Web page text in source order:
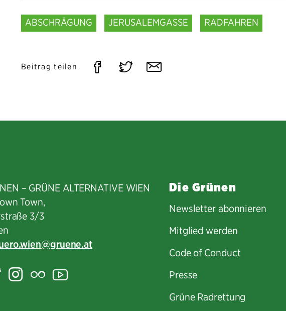
ABSCHRÄGUNG JERUSALEMGASSE RADFAHREN
Beitrag teilen
Auf Auf Per
– GRÜNE ALTERNATIVE WIEN
Town,
3/3​
gruene.at
TwitterInstagram
FlickrYouTube
Die Grünen
Newsletter abonnieren
Mitglied werden
Code of Conduct
Presse
Grüne Radrettung